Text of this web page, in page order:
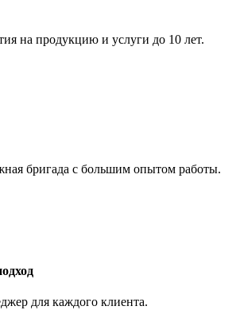
на продукцию и услуги до 10 лет.
бригада с большим опытом работы.
для каждого клиента.